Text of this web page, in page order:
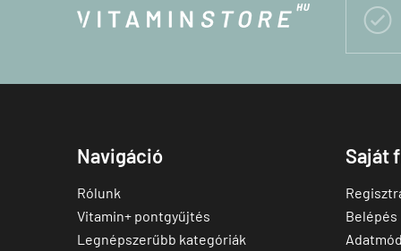

Navigáció
Rólunk
Vitamin+ pontgyűjtés
Legnépszerűbb kategóriák
Saját
Belépés